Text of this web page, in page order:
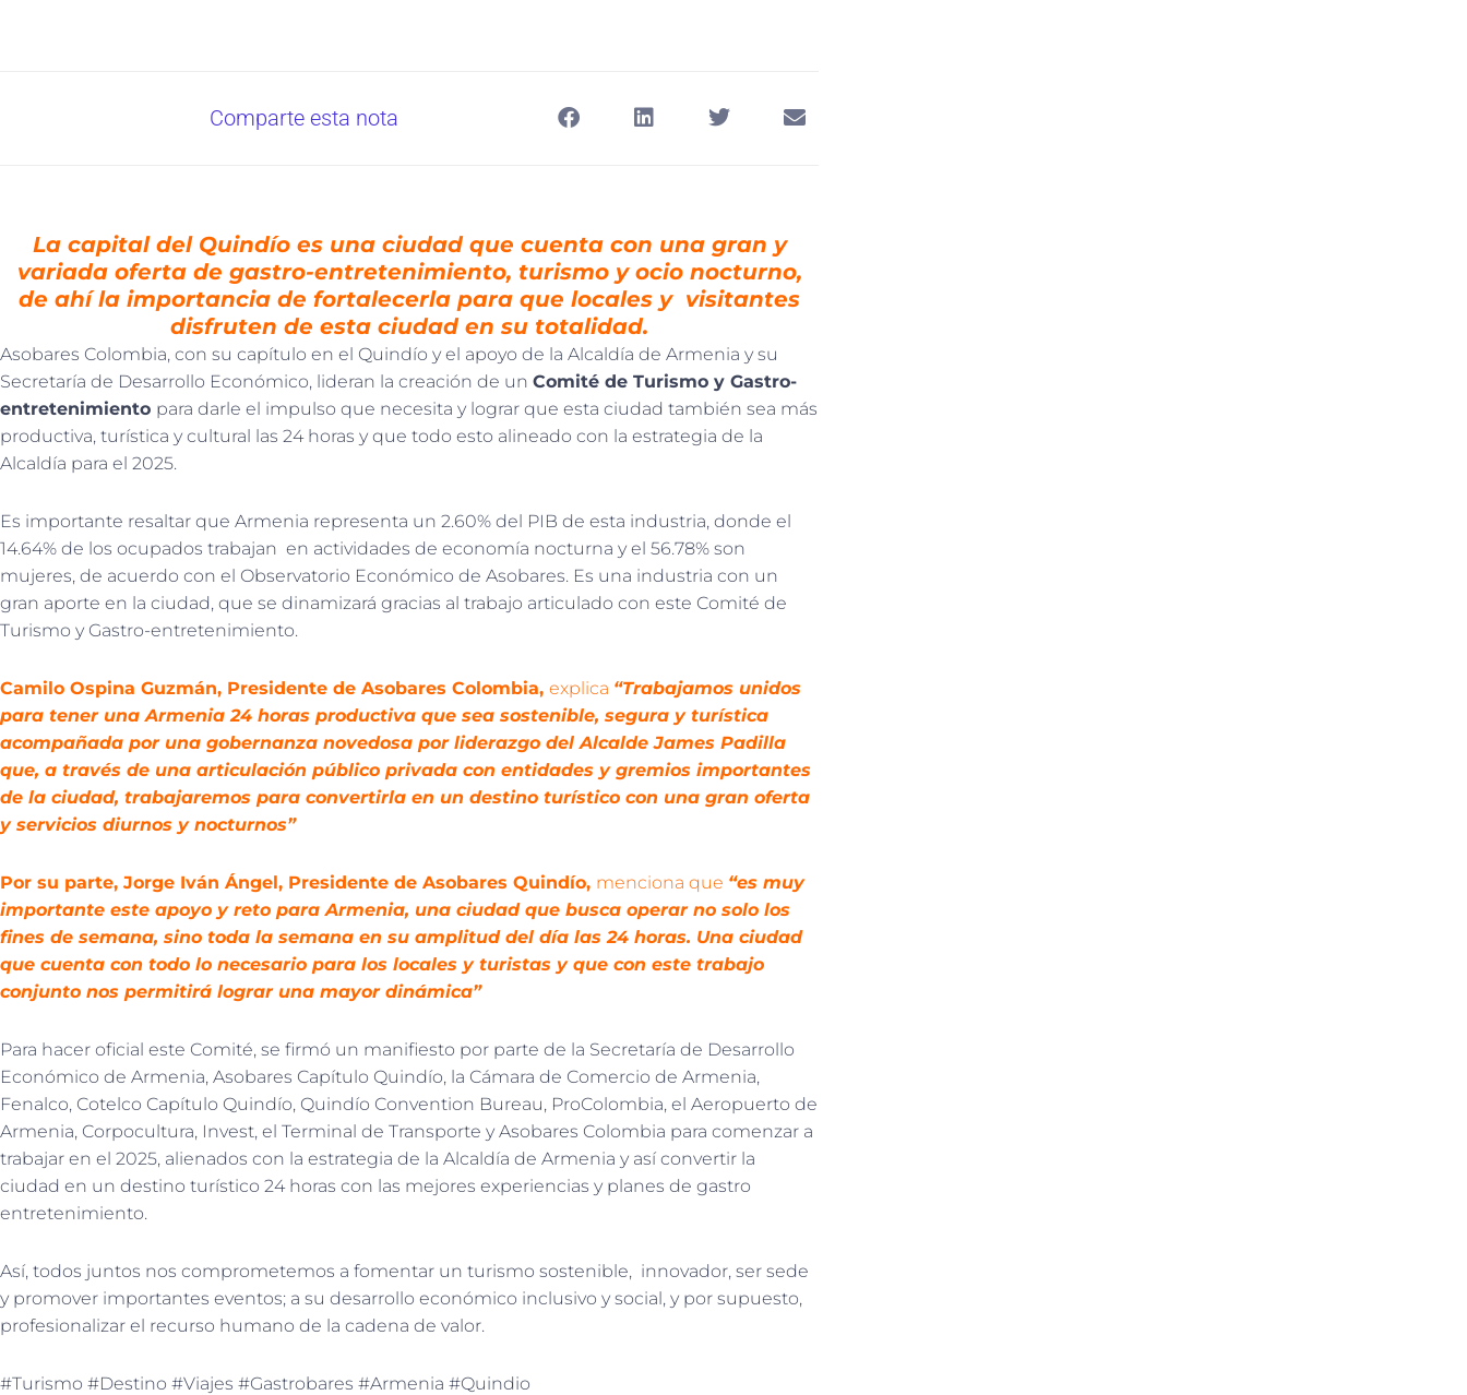
Comparte esta nota
La capital del Quindío es una ciudad que cuenta con una gran y
variada oferta de gastro-entretenimiento, turismo y ocio nocturno,
de ahí la importancia de fortalecerla para que locales y visitantes
disfruten de esta ciudad en su totalidad.
Asobares Colombia, con su capítulo en el Quindío y el apoyo de la Alcaldía de Armenia y su
Secretaría de Desarrollo Económico, lideran la creación de un Comité de Turismo y Gastro-
entretenimiento para darle el impulso que necesita y lograr que esta ciudad también sea más
productiva, turística y cultural las 24 horas y que todo esto alineado con la estrategia de la
Alcaldía para el 2025.
Es importante resaltar que Armenia representa un 2.60% del PIB de esta industria, donde el
14.64% de los ocupados trabajan en actividades de economía nocturna y el 56.78% son
mujeres, de acuerdo con el Observatorio Económico de Asobares. Es una industria con un
gran aporte en la ciudad, que se dinamizará gracias al trabajo articulado con este Comité de
Turismo y Gastro-entretenimiento.
Camilo Ospina Guzmán, Presidente de Asobares Colombia, explica “Trabajamos unidos
para tener una Armenia 24 horas productiva que sea sostenible, segura y turística
acompañada por una gobernanza novedosa por liderazgo del Alcalde James Padilla
que, a través de una articulación público privada con entidades y gremios importantes
de la ciudad, trabajaremos para convertirla en un destino turístico con una gran oferta
y servicios diurnos y nocturnos”
Por su parte, Jorge Iván Ángel, Presidente de Asobares Quindío, menciona que “es muy
importante este apoyo y reto para Armenia, una ciudad que busca operar no solo los
fines de semana, sino toda la semana en su amplitud del día las 24 horas. Una ciudad
que cuenta con todo lo necesario para los locales y turistas y que con este trabajo
conjunto nos permitirá lograr una mayor dinámica”
Para hacer oficial este Comité, se firmó un manifiesto por parte de la Secretaría de Desarrollo
Económico de Armenia, Asobares Capítulo Quindío, la Cámara de Comercio de Armenia,
Fenalco, Cotelco Capítulo Quindío, Quindío Convention Bureau, ProColombia, el Aeropuerto de
Armenia, Corpocultura, Invest, el Terminal de Transporte y Asobares Colombia para comenzar a
trabajar en el 2025, alienados con la estrategia de la Alcaldía de Armenia y así convertir la
ciudad en un destino turístico 24 horas con las mejores experiencias y planes de gastro
entretenimiento.
Así, todos juntos nos comprometemos a fomentar un turismo sostenible, innovador, ser sede
y promover importantes eventos; a su desarrollo económico inclusivo y social, y por supuesto,
profesionalizar el recurso humano de la cadena de valor.
#Turismo #Destino #Viajes #Gastrobares #Armenia #Quindio